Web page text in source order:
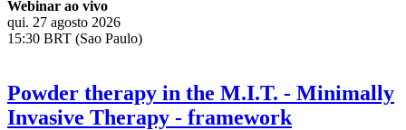
Webinar ao vivo
qui. 27 agosto 2026
15:30 BRT (Sao Paulo)
Powder therapy in the M.I.T. - Minimally
Invasive Therapy - framework